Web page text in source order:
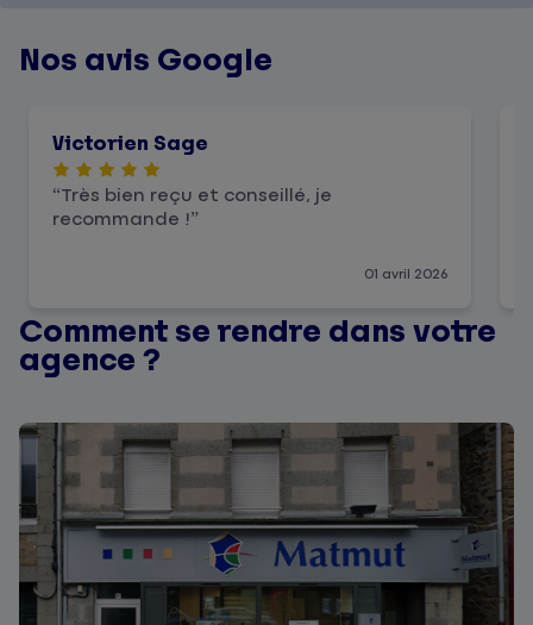
Nos avis Google
Victorien Sage
01 avril 2026
Très bien reçu et conseillé, je
recommande !
Comment se rendre dans votre
agence ?